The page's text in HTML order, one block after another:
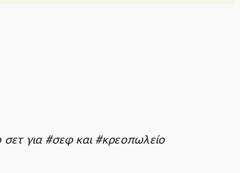
για #σεφ και #κρεοπωλείο